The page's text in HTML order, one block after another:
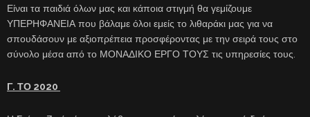
Είναι τα παιδιά όλων μας και κάποια στιγμή θα γεμίζουμε
ΥΠΕΡΗΦΑΝΕΙΑ που βάλαμε όλοι εμείς το λιθαράκι μας για να
σπουδάσουν με αξιοπρέπεια προσφέροντας με την σειρά τους στο
σύνολο μέσα από το ΜΟΝΑΔΙΚΟ ΕΡΓΟ ΤΟΥΣ τις υπηρεσίες τους.
Γ. ΤΟ 2020